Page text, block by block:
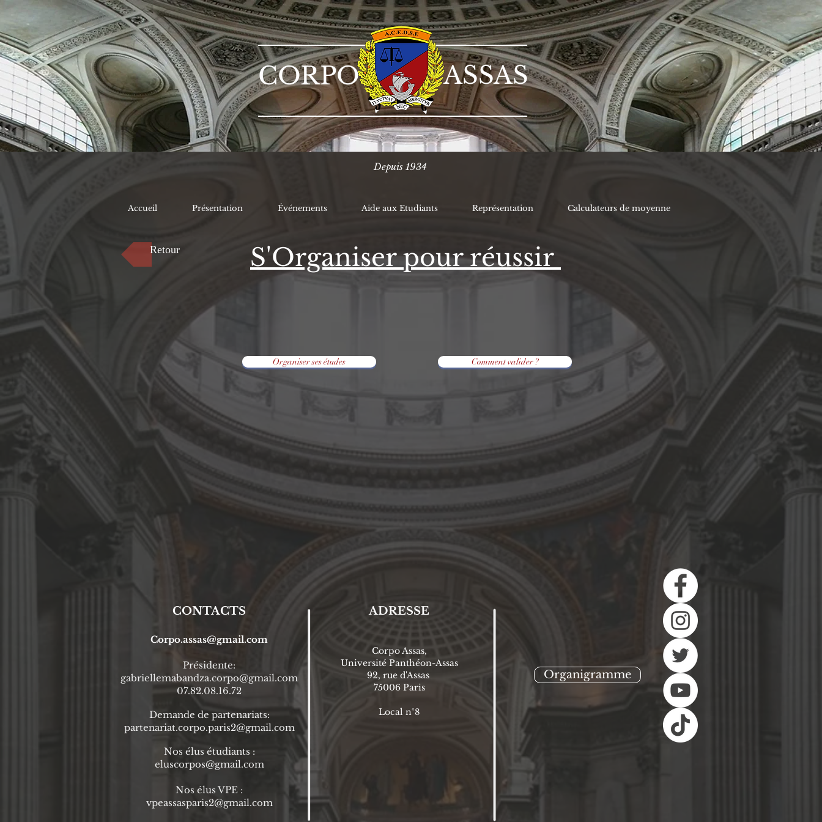
ASSAS
CORPO
Depuis 1934
Accueil Présentation Événements Aide aux Etudiants Représentation Calculateurs de moyenne
Retour S'Organiser pour réussir
Organiser ses études Comment valider ?
CONTACTS
Corpo.assas@gmail.com
Présidente:
gabriellemabandza.corpo@gmail.com
07.82.08.16.72
Demande de partenariats:
partenariat.corpo.paris2@gmail.com
Nos élus étudiants :
eluscorpos@gmail.com
Nos élus VPE :
vpeassasparis2@gmail.com
ADRESSE
Corpo Assas,
Université Panthéon-Assas
92, rue d'Assas
75006 Paris
Local n°8
Organigramme